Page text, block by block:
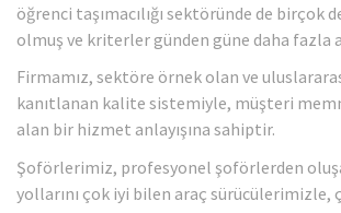
öğrenci taşımacılığı sektöründe de birçok
olmuş ve kriterler günden güne daha fazla
Firmamız, sektöre örnek olan ve
kanıtlanan kalite sistemiyle, müşteri
alan bir hizmet anlayışına sahiptir.
Şoförlerimiz, profesyonel şoförlerden
yollarını çok iyi bilen araç sürücülerimizle,